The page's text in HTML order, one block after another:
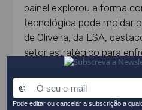
painel explorou a forma
tecnológica pode moldar
de Oliveira, da ESA,
setor estratégico para
mobilidade,
ambiental. Defendeu uma
europeia no setor e o